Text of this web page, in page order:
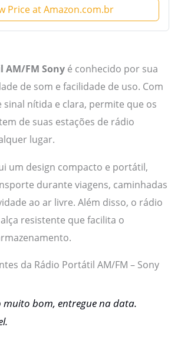
Price at Amazon.com.br
AM/FM Sony é conhecido por sua
de som e facilidade de uso. Com
sinal nítida e clara, permite que os
de suas estações de rádio
lugar.
um design compacto e portátil,
durante viagens, caminhadas
ao ar livre. Além disso, o rádio
resistente que facilita o
da Rádio Portátil AM/FM – Sony
bom, entregue na data.